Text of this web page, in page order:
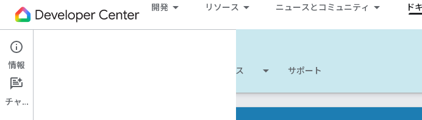
開発 リソース ニュースとコミュニティ ド
Cloud-to-cloud
開始する リファレンス サポート
情報
チャット